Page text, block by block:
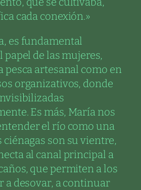
cada conexión.»
es fundamental
papel de las mujeres,
pesca artesanal como en
organizativos, donde
Es más, María nos
el río como una
ciénagas son su vientre,
al canal principal a
que permiten a los
a desovar, a continuar